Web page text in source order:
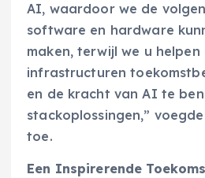
AI, waardoor we de
software en hardware
maken, terwijl we u helpen
infrastructuren
en de kracht van AI te
stackoplossingen,”
toe.
Een Inspirerende